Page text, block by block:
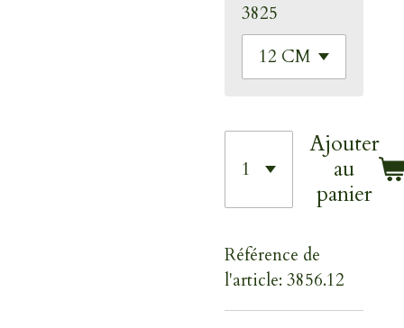
3825
Ajouter
au
panier
Référence de
l'article:3856.12